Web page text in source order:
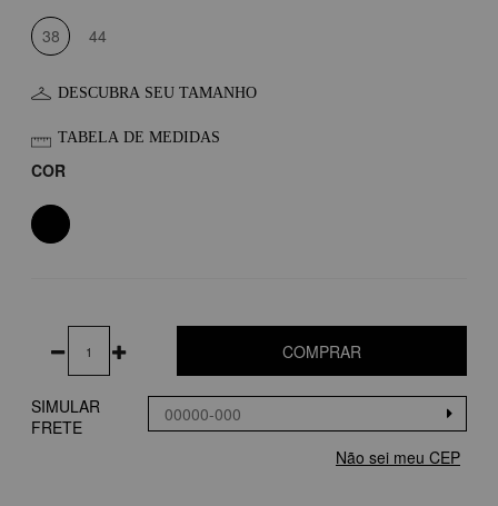
38 44
DESCUBRA SEU TAMANHO
TABELA DE MEDIDAS
COR
COMPRAR
SIMULAR
FRETE
Não sei meu CEP